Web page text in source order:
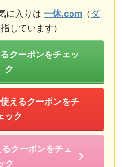
に入りは 一休.com （ ダ
しています）
クーポンをチェッ
ク
えるクーポンをチ
ック
クーポンをチェ
ク